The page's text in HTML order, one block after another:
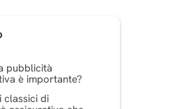
pubblicità
è importante?
classici di